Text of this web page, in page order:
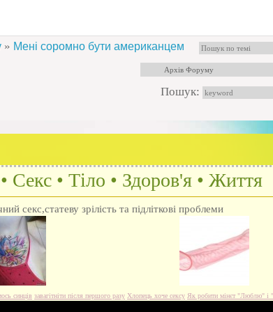
» Мені соромно бути американцем
Пошук:
• Тіло • Здоров'я • Життя
секс,статеву зрілість та підліткові проблеми
синців завагітніти після першого разу Хлопець хоче сексу Як робити мінєт "Люблю" і